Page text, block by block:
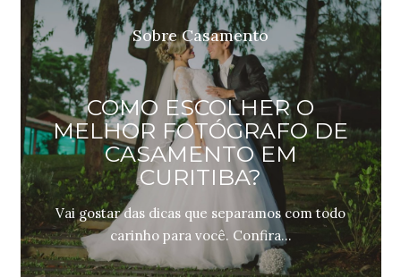
Sobre Casamento
COMO ESCOLHER O
MELHOR FOTÓGRAFO DE
CASAMENTO EM
CURITIBA?
Vai gostar das dicas que separamos com todo
carinho para você. Confira...